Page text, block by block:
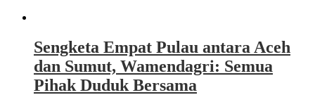
Sengketa Empat Pulau antara Aceh
dan Sumut, Wamendagri: Semua
Pihak Duduk Bersama